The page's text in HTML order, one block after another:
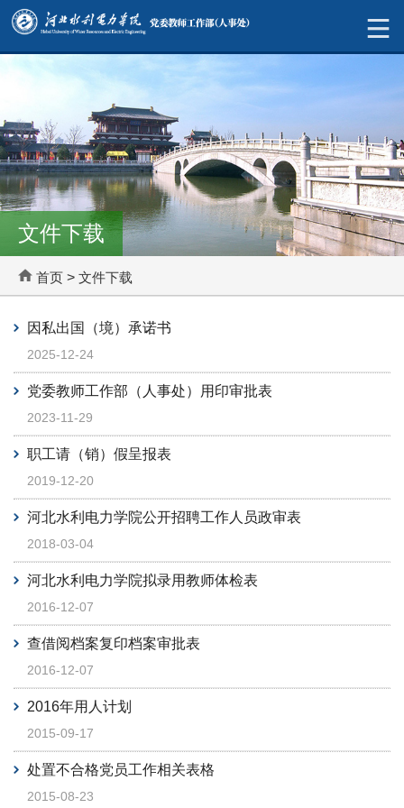
文件下载
首页 > 文件下载
因私出国（境）承诺书
2025-12-24
党委教师工作部（人事处）用印审批表
2023-11-29
职工请（销）假呈报表
2019-12-20
河北水利电力学院公开招聘工作人员政审表
2018-03-04
河北水利电力学院拟录用教师体检表
2016-12-07
查借阅档案复印档案审批表
2016-12-07
2016年用人计划
2015-09-17
处置不合格党员工作相关表格
2015-08-23